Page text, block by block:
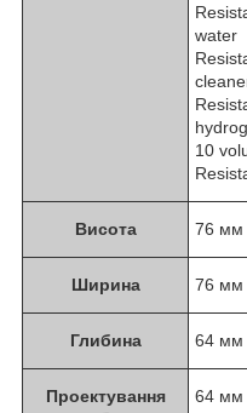
water
10
Висота 76 мм
Ширина 76 мм
Глибина 64 мм
Проектування
64 мм